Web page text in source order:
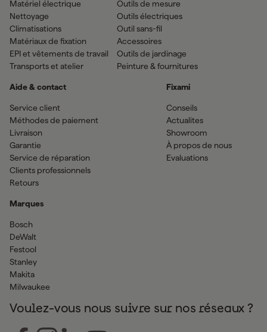
Matériel électrique
Nettoyage
Climatisations
Matériaux de fixation
EPI et vêtements de travail
Transports et atelier
Outils de mesure
Outils électriques
Outil sans-fil
Accessoires
Outils de jardinage
Peinture & fournitures
Aide & contact
Service client
Méthodes de paiement
Livraison
Garantie
Service de réparation
Clients professionnels
Retours
Marques
Bosch
DeWalt
Festool
Stanley
Makita
Milwaukee
Fixami
Conseils
Actualites
Showroom
À propos de nous
Evaluations
Voulez-vous nous suivre sur nos réseaux ?